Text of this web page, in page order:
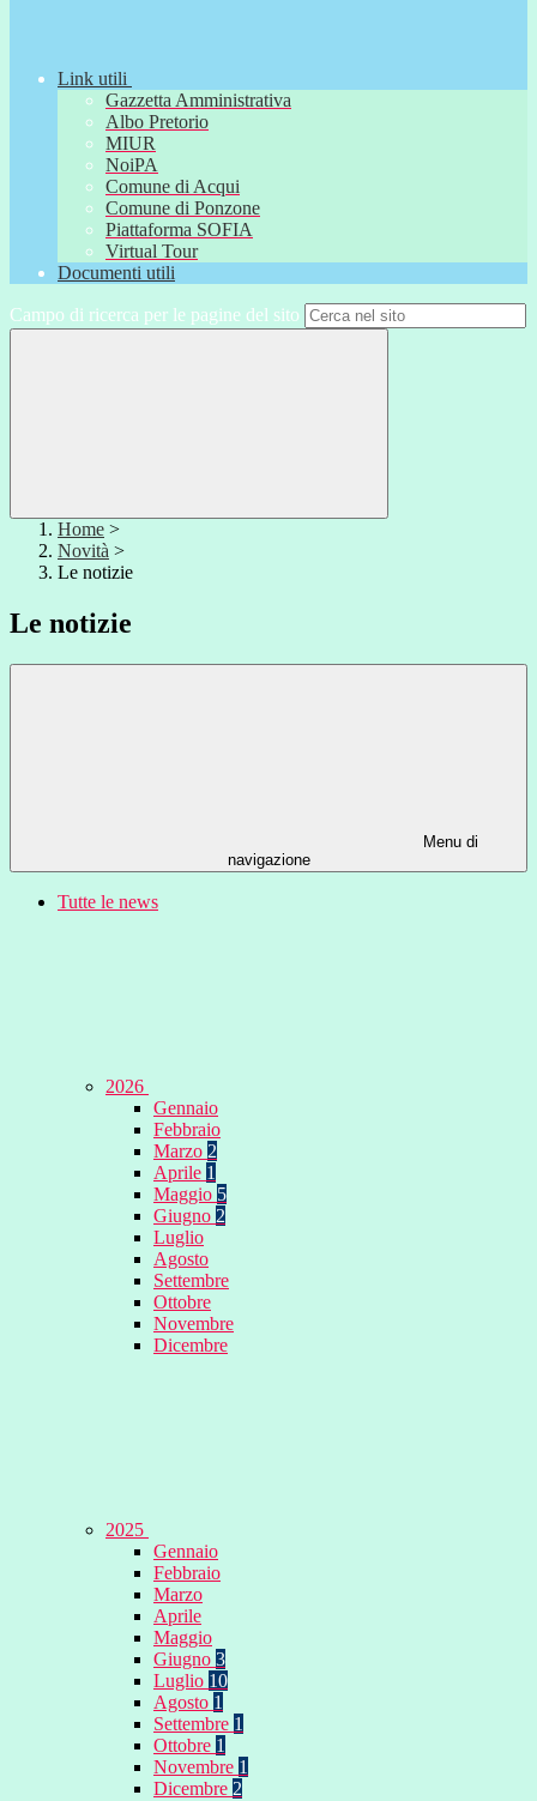
Link utili
Gazzetta Amministrativa
Albo Pretorio
MIUR
NoiPA
Comune di Acqui
Comune di Ponzone
Piattaforma SOFIA
Virtual Tour
Documenti utili
Campo di ricerca per le pagine del sito
Home >
Novità >
Le notizie
Le notizie
Menu di
navigazione
Tutte le news
2026
Gennaio
Febbraio
Marzo 2
Aprile 1
Maggio 5
Giugno 2
Luglio
Agosto
Settembre
Ottobre
Novembre
Dicembre
2025
Gennaio
Febbraio
Marzo
Aprile
Maggio
Giugno 3
Luglio 10
Agosto 1
Settembre 1
Ottobre 1
Novembre 1
Dicembre 2